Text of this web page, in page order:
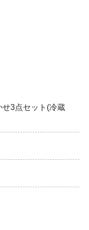
せ3点セット(冷蔵